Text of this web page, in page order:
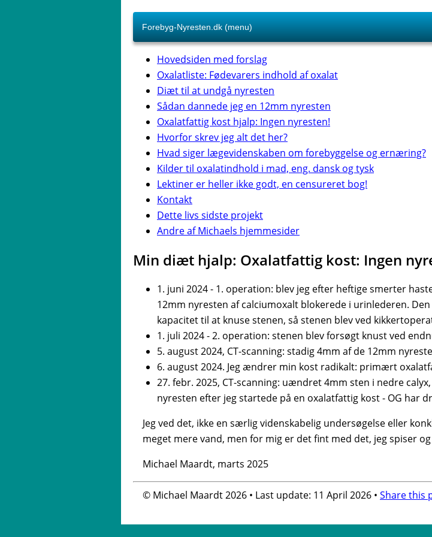
Forebyg-Nyresten.dk (menu)
Hovedsiden med forslag
Oxalatliste: Fødevarers indhold af oxalat
Diæt til at undgå nyresten
Sådan dannede jeg en 12mm nyresten
Oxalatfattig kost hjalp: Ingen nyresten!
Hvorfor skrev jeg alt det her?
Hvad siger lægevidenskaben om forebyggelse og ernæring?
Kilder til oxalatindhold i mad, eng. dansk og tysk
Lektiner er heller ikke godt, en censureret bog!
Kontakt
Dette livs sidste projekt
Andre af Michaels hjemmesider
Min diæt hjalp: Oxalatfattig kost: Ingen
1. juni 2024 - 1. operation: blev jeg efter heftige smerter
12mm nyresten af calciumoxalt blokerede i urinlederen.
kapacitet til at knuse stenen, så stenen blev ved
1. juli 2024 - 2. operation: stenen blev forsøgt knust ved
5. august 2024, CT-scanning: stadig 4mm af de 12mm
6. august 2024. Jeg ændrer min kost radikalt: primært
27. febr. 2025, CT-scanning: uændret 4mm sten i nedre
nyresten efter jeg startede på en oxalatfattig kost - OG har
Jeg ved det, ikke en særlig videnskabelig undersøgelse eller
meget mere vand, men for mig er det fint med det, jeg spiser
Michael Maardt, marts 2025
© Michael Maardt 2026 • Last update: 11 April 2026 • Share this